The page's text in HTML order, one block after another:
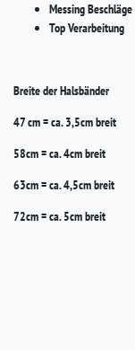
Messing Beschläge
Top Verarbeitung
Breite der Halsbänder
47 cm = ca. 3,5cm breit
58cm = ca. 4cm breit
63cm = ca. 4,5cm breit
72cm = ca. 5cm breit